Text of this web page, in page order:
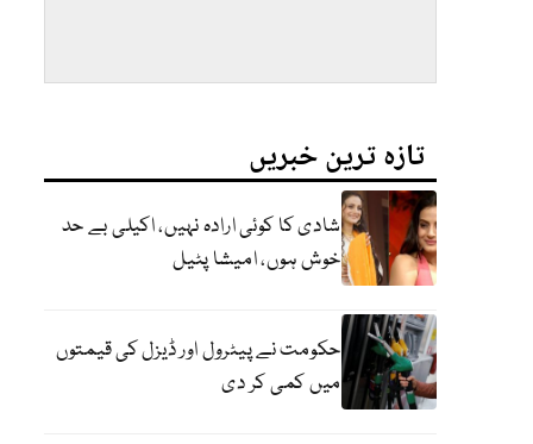
تازہ ترین خبریں
شادی کا کوئی ارادہ نہیں، اکیلی بے حد
خوش ہوں، امیشا پٹیل
حکومت نے پیٹرول اور ڈیزل کی قیمتوں
میں کمی کر دی